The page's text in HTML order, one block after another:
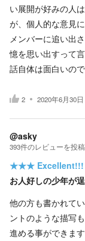
い展開が好みの人
が、個人的な意見
メンバーに追い出
憶を思い出すって
話自体は面白いの
2 2020年6月30日
@asky
393件のレビューを投稿
★★★ Excellent!!!
お人好しの少年が
他の方も書かれて
ントのような描写
進める事ができます